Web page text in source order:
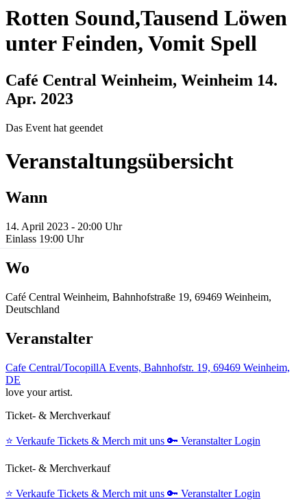
Rotten Sound,Tausend Löwen
unter Feinden, Vomit Spell
Café Central Weinheim, Weinheim 14.
Apr. 2023
Das Event hat geendet
Veranstaltungsübersicht
Wann
14. April 2023 - 20:00 Uhr
Einlass 19:00 Uhr
Wo
Café Central Weinheim, Bahnhofstraße 19, 69469 Weinheim,
Deutschland
Veranstalter
Cafe Central/TocopillA Events, Bahnhofstr. 19, 69469 Weinheim,
DE
love your artist.
Ticket- & Merchverkauf
⭐️ Verkaufe Tickets & Merch mit uns 🔑 Veranstalter Login
Ticket- & Merchverkauf
⭐️ Verkaufe Tickets & Merch mit uns 🔑 Veranstalter Login